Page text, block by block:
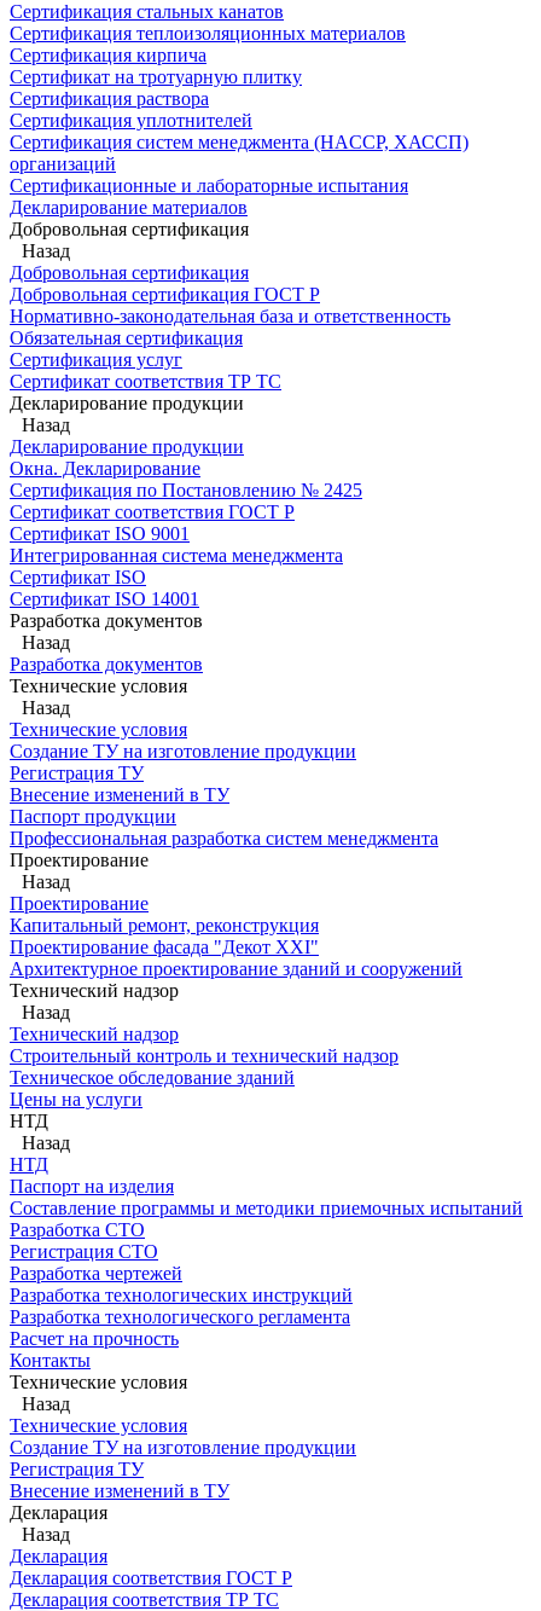
Сертификация стальных канатов
Сертификация теплоизоляционных материалов
Сертификация кирпича
Сертификат на тротуарную плитку
Сертификация раствора
Сертификация уплотнителей
Сертификация систем менеджмента (HACCP, ХАССП)
организаций
Сертификационные и лабораторные испытания
Декларирование материалов
Добровольная сертификация
Назад
Добровольная сертификация
Добровольная сертификация ГОСТ Р
Нормативно-законодательная база и ответственность
Обязательная сертификация
Сертификация услуг
Сертификат соответствия ТР ТС
Декларирование продукции
Назад
Декларирование продукции
Окна. Декларирование
Сертификация по Постановлению № 2425
Сертификат соответствия ГОСТ Р
Сертификат ISO 9001
Интегрированная система менеджмента
Сертификат ISO
Сертификат ISO 14001
Разработка документов
Назад
Разработка документов
Технические условия
Назад
Технические условия
Создание ТУ на изготовление продукции
Регистрация ТУ
Внесение изменений в ТУ
Паспорт продукции
Профессиональная разработка систем менеджмента
Проектирование
Назад
Проектирование
Капитальный ремонт, реконструкция
Проектирование фасада "Декот XXI"
Архитектурное проектирование зданий и сооружений
Технический надзор
Назад
Технический надзор
Строительный контроль и технический надзор
Техническое обследование зданий
Цены на услуги
НТД
Назад
НТД
Паспорт на изделия
Составление программы и методики приемочных испытаний
Разработка СТО
Регистрация СТО
Разработка чертежей
Разработка технологических инструкций
Разработка технологического регламента
Расчет на прочность
Контакты
Технические условия
Назад
Технические условия
Создание ТУ на изготовление продукции
Регистрация ТУ
Внесение изменений в ТУ
Декларация
Назад
Декларация
Декларация соответствия ГОСТ Р
Декларация соответствия ТР ТС